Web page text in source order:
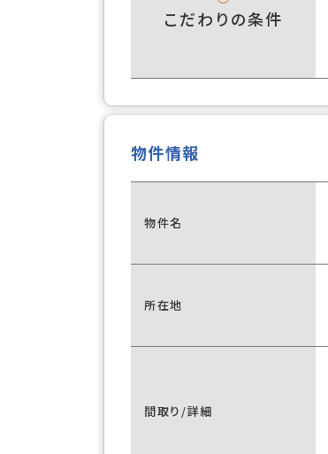
こだわりの条件
物件情報
物件名
所在地
間取り/詳細